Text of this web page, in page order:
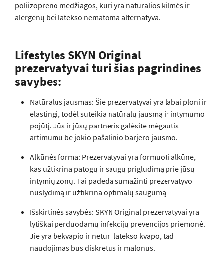
poliizopreno medžiagos, kuri yra natūralios kilmės ir
alergenų bei latekso nematoma alternatyva.
Lifestyles SKYN Original
prezervatyvai turi šias pagrindines
savybes:
Natūralus jausmas: Šie prezervatyvai yra labai ploni ir
elastingi, todėl suteikia natūralų jausmą ir intymumo
pojūtį. Jūs ir jūsų partneris galėsite mėgautis
artimumu be jokio pašalinio barjero jausmo.
Alkūnės forma: Prezervatyvai yra formuoti alkūne,
kas užtikrina patogų ir saugų prigludimą prie jūsų
intymių zonų. Tai padeda sumažinti prezervatyvo
nuslydimą ir užtikrina optimalų saugumą.
Išskirtinės savybės: SKYN Original prezervatyvai yra
lytiškai perduodamų infekcijų prevencijos priemonė.
Jie yra bekvapio ir neturi latekso kvapo, tad
naudojimas bus diskretus ir malonus.